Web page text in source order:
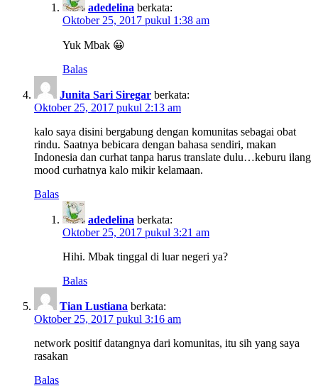
adedelina berkata:
Oktober 25, 2017 pukul 1:38 am
Yuk Mbak 😀
Balas
Junita Sari Siregar berkata:
Oktober 25, 2017 pukul 2:13 am
kalo saya disini bergabung dengan komunitas sebagai obat
rindu. Saatnya bebicara dengan bahasa sendiri, makan
Indonesia dan curhat tanpa harus translate dulu…keburu ilang
mood curhatnya kalo mikir kelamaan.
Balas
adedelina berkata:
Oktober 25, 2017 pukul 3:21 am
Hihi. Mbak tinggal di luar negeri ya?
Balas
Tian Lustiana berkata:
Oktober 25, 2017 pukul 3:16 am
network positif datangnya dari komunitas, itu sih yang saya
rasakan
Balas